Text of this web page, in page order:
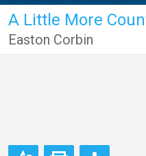
A Little More
Easton Corbin